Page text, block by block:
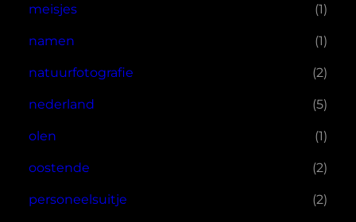
meisjes (1)
namen (1)
natuurfotografie (2)
nederland (5)
olen (1)
oostende (2)
personeelsuitje (2)